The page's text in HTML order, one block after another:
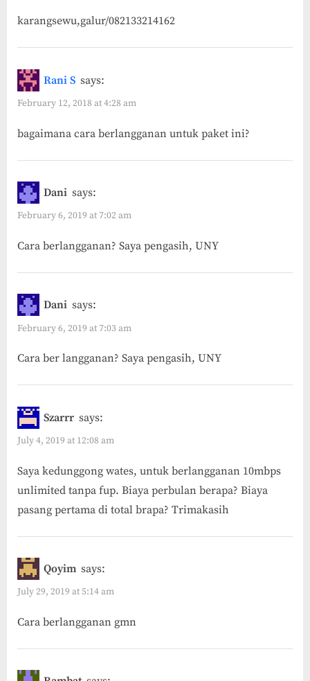
karangsewu,galur/082133214162
Rani S says:
February 12, 2018 at 4:28 am
bagaimana cara berlangganan untuk paket ini?
Dani says:
February 6, 2019 at 7:02 am
Cara berlangganan? Saya pengasih, UNY
Dani says:
February 6, 2019 at 7:03 am
Cara ber langganan? Saya pengasih, UNY
Szarrr says:
July 4, 2019 at 12:08 am
Saya kedunggong wates, untuk berlangganan 10mbps
unlimited tanpa fup. Biaya perbulan berapa? Biaya
pasang pertama di total brapa? Trimakasih
Qoyim says:
July 29, 2019 at 5:14 am
Cara berlangganan gmn